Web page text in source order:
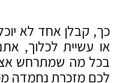
כך, קבלן אחד לא
או עשיית לכלוך,
בכל מה שמתרחש
לכם מזכרת נחמדה